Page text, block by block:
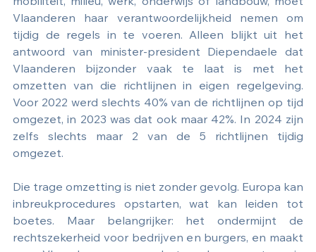
Vlaanderen haar verantwoordelijkheid nemen om
tijdig de regels in te voeren. Alleen blijkt uit het
antwoord van minister-president Diependaele dat
Vlaanderen bijzonder vaak te laat is met het
omzetten van die richtlijnen in eigen regelgeving.
Voor 2022 werd slechts 40% van de richtlijnen op tijd
omgezet, in 2023 was dat ook maar 42%. In 2024 zijn
zelfs slechts maar 2 van de 5 richtlijnen tijdig
omgezet.
Die trage omzetting is niet zonder gevolg. Europa kan
inbreukprocedures opstarten, wat kan leiden tot
boetes. Maar belangrijker: het ondermijnt de
rechtszekerheid voor bedrijven en burgers, en maakt